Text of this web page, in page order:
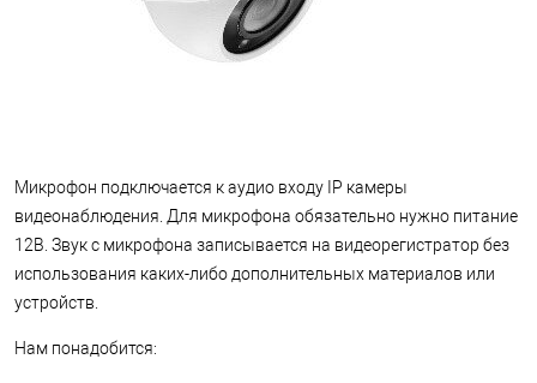
Микрофон подключается к аудио входу IP камеры
видеонаблюдения. Для микрофона обязательно нужно питание
12В. Звук с микрофона записывается на видеорегистратор без
использования каких-либо дополнительных материалов или
устройств.
Нам понадобится: